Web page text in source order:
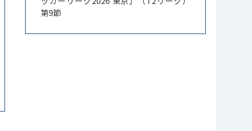
第9節